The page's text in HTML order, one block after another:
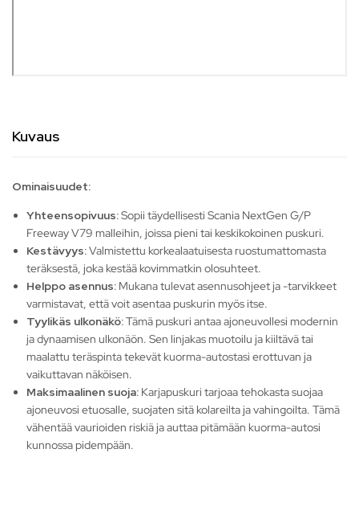
Kuvaus
Ominaisuudet:
Yhteensopivuus:Sopii täydellisesti Scania NextGen G/P
Freeway V79 malleihin, joissa pieni tai keskikokoinen puskuri.
Kestävyys:Valmistettu korkealaatuisesta ruostumattomasta
teräksestä, joka kestää kovimmatkin olosuhteet.
Helppo asennus: Mukana tulevat asennusohjeet ja -tarvikkeet
varmistavat, että voit asentaa puskurin myös itse.
Tyylikäs ulkonäkö:Tämä puskuri antaa ajoneuvollesi modernin
ja dynaamisen ulkonäön. Sen linjakas muotoilu ja kiiltävä tai
maalattu teräspinta tekevät kuorma-autostasi erottuvan ja
vaikuttavan näköisen.
Maksimaalinen suoja: Karjapuskuri tarjoaa tehokasta suojaa
ajoneuvosi etuosalle, suojaten sitä kolareilta ja vahingoilta. Tämä
vähentää vaurioiden riskiä ja auttaa pitämään kuorma-autosi
kunnossa pidempään.